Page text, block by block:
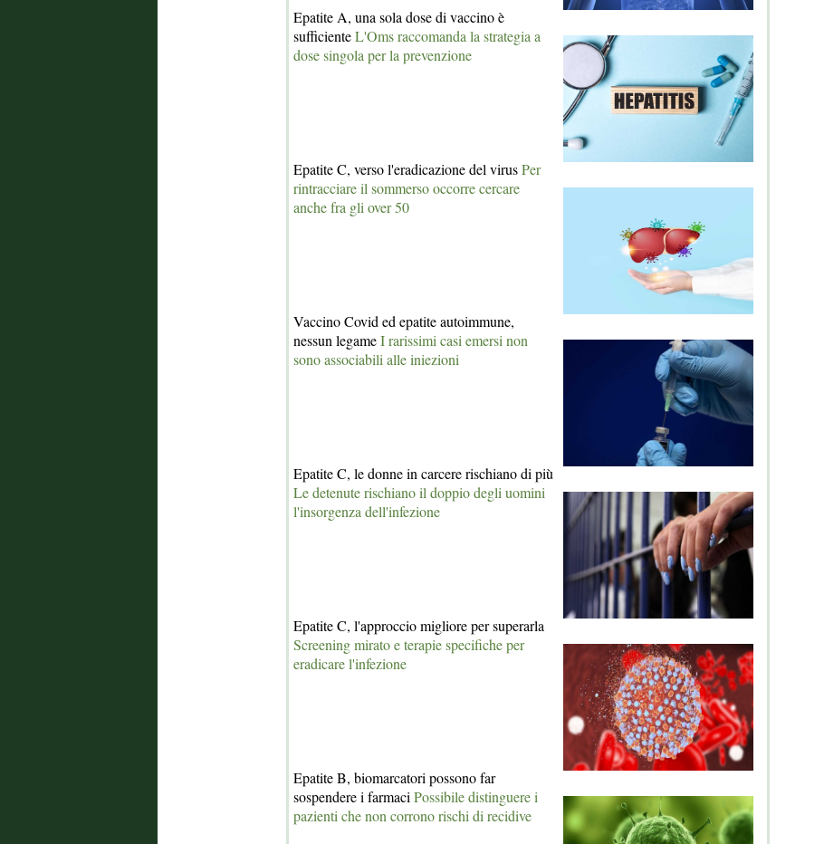
Epatite A, una sola dose di vaccino è
sufficienteL'Oms raccomanda la strategia a
dose singola per la prevenzione
Epatite C, verso l'eradicazione del virusPer
rintracciare il sommerso occorre cercare
anche fra gli over 50
Vaccino Covid ed epatite autoimmune,
nessun legameI rarissimi casi emersi non
sono associabili alle iniezioni
Epatite C, le donne in carcere rischiano di più
Le detenute rischiano il doppio degli uomini
l'insorgenza dell'infezione
Epatite C, l'approccio migliore per superarla
Screening mirato e terapie specifiche per
eradicare l'infezione
Epatite B, biomarcatori possono far
sospendere i farmaci Possibile distinguere i
pazienti che non corrono rischi di recidive